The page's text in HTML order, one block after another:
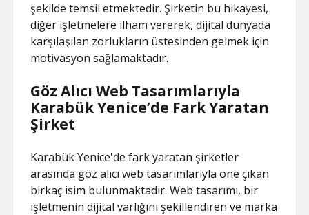
şekilde temsil etmektedir. Şirketin bu hikayesi,
diğer işletmelere ilham vererek, dijital dünyada
karşılaşılan zorlukların üstesinden gelmek için
motivasyon sağlamaktadır.
Göz Alıcı Web Tasarımlarıyla
Karabük Yenice’de Fark Yaratan
Şirket
Karabük Yenice'de fark yaratan şirketler
arasında göz alıcı web tasarımlarıyla öne çıkan
birkaç isim bulunmaktadır. Web tasarımı, bir
işletmenin dijital varlığını şekillendiren ve marka